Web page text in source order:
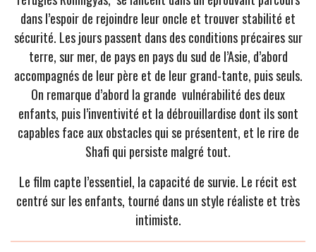
dans l’espoir de rejoindre leur oncle et trouver stabilité et
sécurité. Les jours passent dans des conditions précaires sur
terre, sur mer, de pays en pays du sud de l’Asie, d’abord
accompagnés de leur père et de leur grand-tante, puis seuls.
On remarque d’abord la grande vulnérabilité des deux
enfants, puis l’inventivité et la débrouillardise dont ils sont
capables face aux obstacles qui se présentent, et le rire de
Shafi qui persiste malgré tout.
Le film capte l’essentiel, la capacité de survie. Le récit est
centré sur les enfants, tourné dans un style réaliste et très
intimiste.